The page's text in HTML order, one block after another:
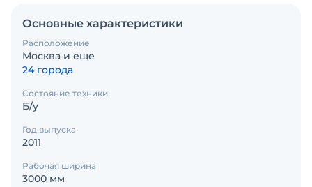
Основные характеристики
Расположение
Москва и еще
24 города
Состояние техники
Б/у
Год выпуска
2011
Рабочая ширина
3000 мм